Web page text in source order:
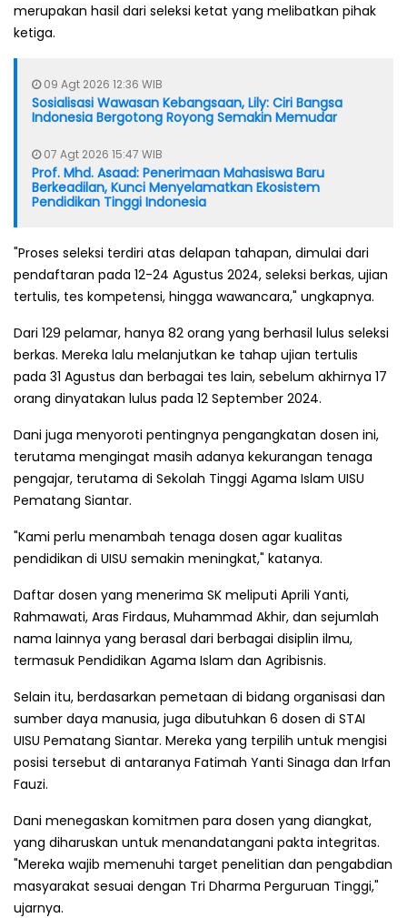
merupakan hasil dari seleksi ketat yang melibatkan pihak
ketiga.
09 Agt 2026 12:36 WIB
Sosialisasi Wawasan Kebangsaan, Lily: Ciri Bangsa
Indonesia Bergotong Royong Semakin Memudar
07 Agt 2026 15:47 WIB
Prof. Mhd. Asaad: Penerimaan Mahasiswa Baru
Berkeadilan, Kunci Menyelamatkan Ekosistem
Pendidikan Tinggi Indonesia
"Proses seleksi terdiri atas delapan tahapan, dimulai dari
pendaftaran pada 12-24 Agustus 2024, seleksi berkas, ujian
tertulis, tes kompetensi, hingga wawancara," ungkapnya.
Dari 129 pelamar, hanya 82 orang yang berhasil lulus seleksi
berkas. Mereka lalu melanjutkan ke tahap ujian tertulis
pada 31 Agustus dan berbagai tes lain, sebelum akhirnya 17
orang dinyatakan lulus pada 12 September 2024.
Dani juga menyoroti pentingnya pengangkatan dosen ini,
terutama mengingat masih adanya kekurangan tenaga
pengajar, terutama di Sekolah Tinggi Agama Islam UISU
Pematang Siantar.
"Kami perlu menambah tenaga dosen agar kualitas
pendidikan di UISU semakin meningkat," katanya.
Daftar dosen yang menerima SK meliputi Aprili Yanti,
Rahmawati, Aras Firdaus, Muhammad Akhir, dan sejumlah
nama lainnya yang berasal dari berbagai disiplin ilmu,
termasuk Pendidikan Agama Islam dan Agribisnis.
Selain itu, berdasarkan pemetaan di bidang organisasi dan
sumber daya manusia, juga dibutuhkan 6 dosen di STAI
UISU Pematang Siantar. Mereka yang terpilih untuk mengisi
posisi tersebut di antaranya Fatimah Yanti Sinaga dan Irfan
Fauzi.
Dani menegaskan komitmen para dosen yang diangkat,
yang diharuskan untuk menandatangani pakta integritas.
"Mereka wajib memenuhi target penelitian dan pengabdian
masyarakat sesuai dengan Tri Dharma Perguruan Tinggi,"
ujarnya.